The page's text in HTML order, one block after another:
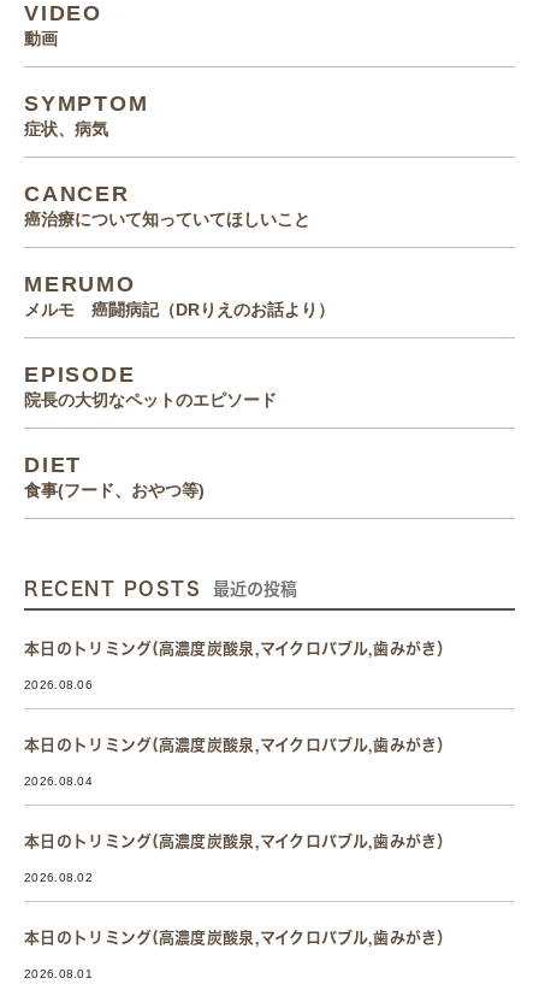
VIDEO
動画
SYMPTOM
症状、病気
CANCER
癌治療について知っていてほしいこと
MERUMO
メルモ 癌闘病記（DRりえのお話より）
EPISODE
院長の大切なペットのエピソード
DIET
食事(フード、おやつ等)
RECENT POSTS 最近の投稿
本日のトリミング(高濃度炭酸泉,マイクロバブル,歯みがき）
2026.08.06
本日のトリミング(高濃度炭酸泉,マイクロバブル,歯みがき）
2026.08.04
本日のトリミング(高濃度炭酸泉,マイクロバブル,歯みがき）
2026.08.02
本日のトリミング(高濃度炭酸泉,マイクロバブル,歯みがき）
2026.08.01